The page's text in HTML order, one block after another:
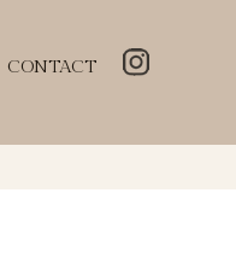
CONTACT